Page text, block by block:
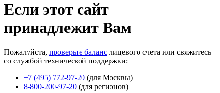
Если этот сайт
принадлежит Вам
Пожалуйста, проверьте баланс лицевого счета или свяжитесь
со службой технической поддержки:
+7 (495) 772-97-20 (для Москвы)
8-800-200-97-20 (для регионов)